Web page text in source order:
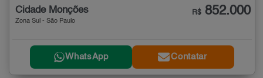
Cidade Monções
Zona Sul - São Paulo
R$ 852.000
WhatsApp Contatar